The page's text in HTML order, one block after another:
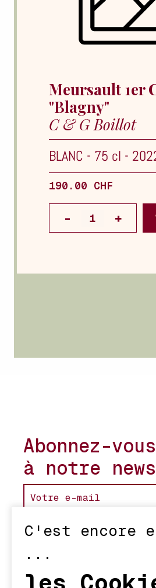
Meursault 1er
"Blagny"
C & G Boillot
BLANC - 75 cl -
190.00 CHF
Abonnez-vous
à notre
C'est encore
...